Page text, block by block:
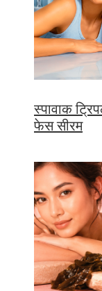
स्पावाक
फेस सीरम